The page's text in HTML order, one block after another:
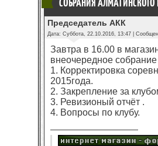
Председатель АКК
Дата: Суббота, 22.10.2016, 13:47 |
Завтра в 16.00 в
внеочередное
1. Корректировка
2015года.
2. Закрепление за
3. Ревизионый отчёт .
4. Вопросы по клубу.